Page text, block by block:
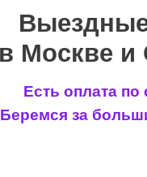
и
Есть оплата
Беремся за